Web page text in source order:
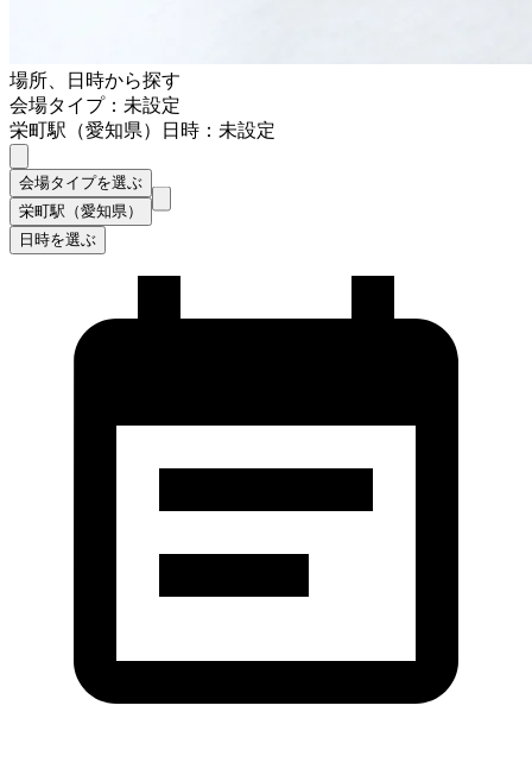
場所、日時から探す
会場タイプ：未設定
栄町駅（愛知県）
日時：未設定
会場タイプを選ぶ
栄町駅（愛知県）
日時を選ぶ